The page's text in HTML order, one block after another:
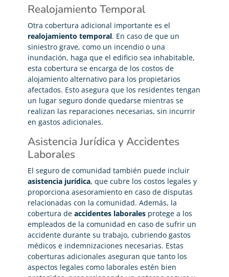
Realojamiento Temporal
Otra cobertura adicional importante es el
realojamiento temporal. En caso de que un
siniestro grave, como un incendio o una
inundación, haga que el edificio sea inhabitable,
esta cobertura se encarga de los costos de
alojamiento alternativo para los propietarios
afectados. Esto asegura que los residentes tengan
un lugar seguro donde quedarse mientras se
realizan las reparaciones necesarias, sin incurrir
en gastos adicionales.
Asistencia Jurídica y Accidentes
Laborales
El seguro de comunidad también puede incluir
asistencia jurídica, que cubre los costos legales y
proporciona asesoramiento en caso de disputas
relacionadas con la comunidad. Además, la
cobertura de accidentes laborales protege a los
empleados de la comunidad en caso de sufrir un
accidente durante su trabajo, cubriendo gastos
médicos e indemnizaciones necesarias. Estas
coberturas adicionales aseguran que tanto los
aspectos legales como laborales estén bien